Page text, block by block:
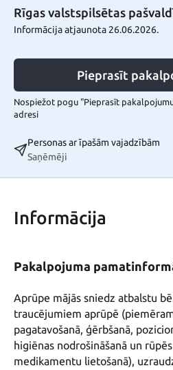
Rīgas valstspilsētas
Informācija atjaunota 26.06.2026.
Pieprasīt
Nospiežot pogu "Pieprasīt
adresi
Personas ar īpašām vajadzībām
Saņēmēji
Informācija
Pakalpojuma
Aprūpe mājās sniedz atbalstu
traucējumiem aprūpē
pagatavošanā, ģērbšanā,
higiēnas nodrošināšanā un
medikamentu lietošanā),